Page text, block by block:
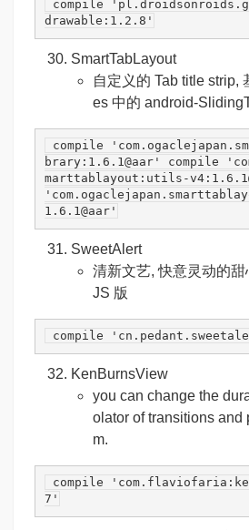
compile
drawable:1.2.8'
SmartTabLayout
自定义的 Tab title strip,
es 中的 android-
compile
brary:1.6.1@aar'
compile
marttablayout:utils-
1.6.1@aar'
SweetAlert
清新文艺, 快意灵动的
JS 版
compile
KenBurnsView
you can change the
olator of transitions and
m.
compile
7'